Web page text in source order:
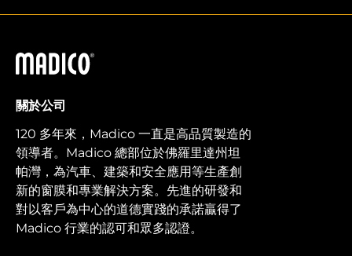
馬迪科
關於公司
120 多年來，Madico 一直是高品質製造的
領導者。Madico 總部位於佛羅里達州坦
帕灣，為汽車、建築和安全應用等生產創
新的窗膜和專業解決方案。先進的研發和
對以客戶為中心的道德實踐的承諾贏得了
Madico 行業的認可和眾多認證。